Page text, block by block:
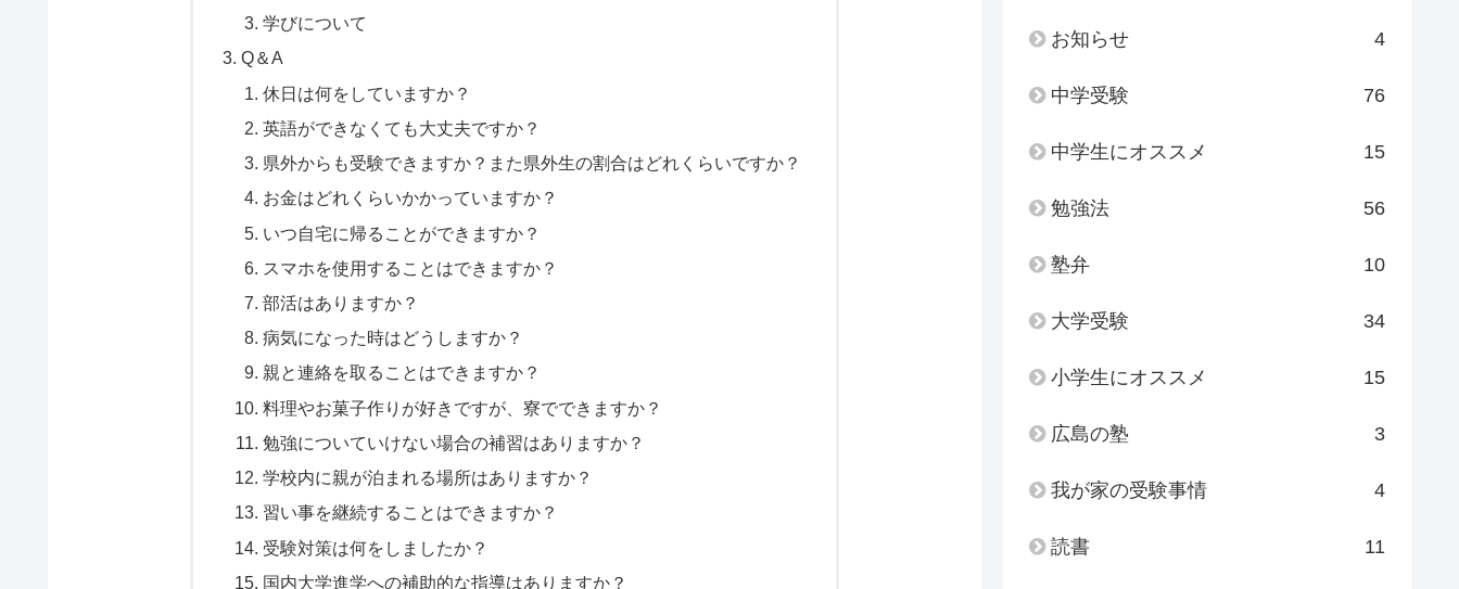
学びについて
Q＆A
休日は何をしていますか？
英語ができなくても大丈夫ですか？
県外からも受験できますか？また県外生の割合はどれくらいですか？
お金はどれくらいかかっていますか？
いつ自宅に帰ることができますか？
スマホを使用することはできますか？
部活はありますか？
病気になった時はどうしますか？
親と連絡を取ることはできますか？
料理やお菓子作りが好きですが、寮でできますか？
勉強についていけない場合の補習はありますか？
学校内に親が泊まれる場所はありますか？
習い事を継続することはできますか？
受験対策は何をしましたか？
国内大学進学への補助的な指導はありますか？
お知らせ 4
中学受験 76
中学生にオススメ 15
勉強法 56
塾弁 10
大学受験 34
小学生にオススメ 15
広島の塾 3
我が家の受験事情 4
読書 11